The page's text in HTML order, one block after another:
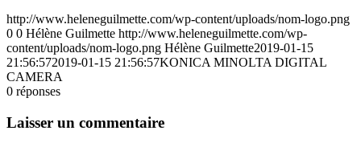
http://www.heleneguilmette.com/wp-content/uploads/nom-logo.png
0 0 Hélène Guilmette http://www.heleneguilmette.com/wp-
content/uploads/nom-logo.png Hélène Guilmette2019-01-15
21:56:572019-01-15 21:56:57KONICA MINOLTA DIGITAL
CAMERA
0 réponses
Laisser un commentaire